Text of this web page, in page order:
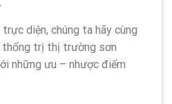
diện, chúng ta hãy cùng
thống trị thị trường sơn
những ưu – nhược điểm